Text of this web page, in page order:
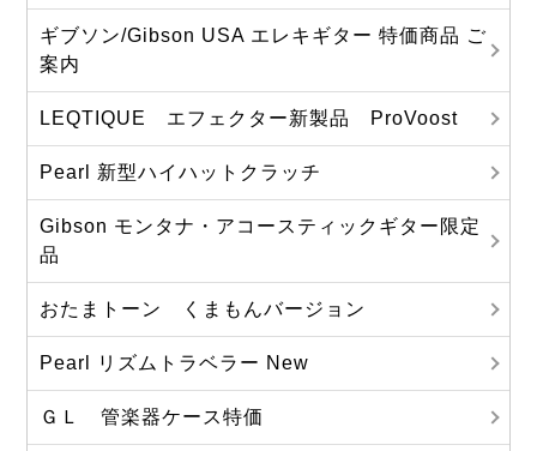
ギブソン/Gibson USA エレキギター 特価商品 ご
案内
LEQTIQUE エフェクター新製品 ProVoost
Pearl 新型ハイハットクラッチ
Gibson モンタナ・アコースティックギター限定
品
おたまトーン くまもんバージョン
Pearl リズムトラベラー New
ＧＬ 管楽器ケース特価